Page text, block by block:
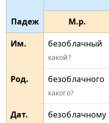
Падеж
М.р.
Им.
безоблачный
какой?
Род. безоблачного
какого?
Дат. безоблачному